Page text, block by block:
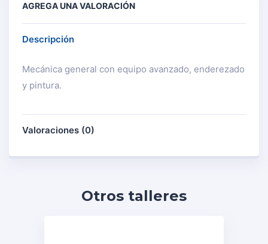
AGREGA UNA VALORACIÓN
Descripción
Mecánica general con equipo avanzado, enderezado
y pintura.
Valoraciones (0)
Otros talleres